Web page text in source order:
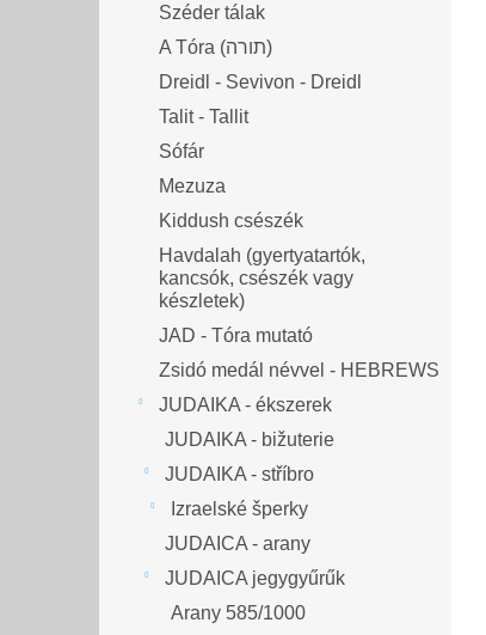
Széder tálak
A Tóra (תורה)
Dreidl - Sevivon - Dreidl
Talit - Tallit
Sófár
Mezuza
Kiddush csészék
Havdalah (gyertyatartók,
kancsók, csészék vagy
készletek)
JAD - Tóra mutató
Zsidó medál névvel - HEBREWS
JUDAIKA - ékszerek
JUDAIKA - bižuterie
JUDAIKA - stříbro
Izraelské šperky
JUDAICA - arany
JUDAICA jegygyűrűk
Arany 585/1000